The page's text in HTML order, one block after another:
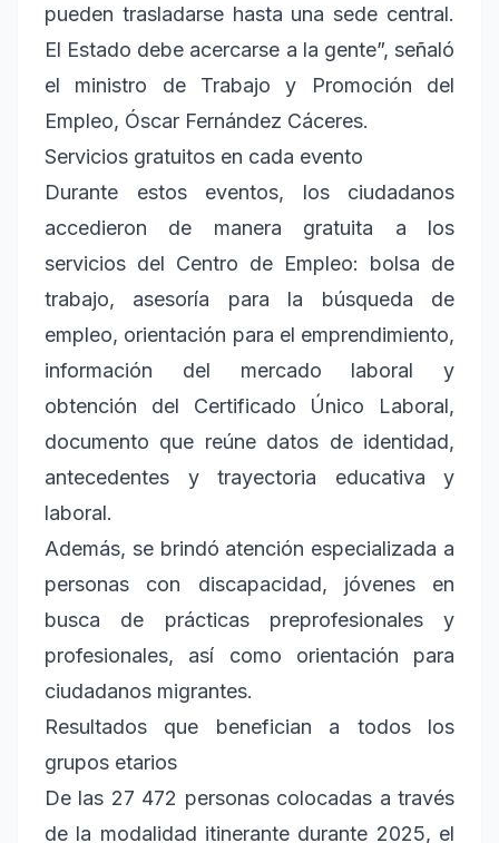
pueden trasladarse hasta una sede central.
El Estado debe acercarse a la gente”, señaló
el ministro de Trabajo y Promoción del
Empleo, Óscar Fernández Cáceres.
Servicios gratuitos en cada evento
Durante estos eventos, los ciudadanos
accedieron de manera gratuita a los
servicios del Centro de Empleo: bolsa de
trabajo, asesoría para la búsqueda de
empleo, orientación para el emprendimiento,
información del mercado laboral y
obtención del Certificado Único Laboral,
documento que reúne datos de identidad,
antecedentes y trayectoria educativa y
laboral.
Además, se brindó atención especializada a
personas con discapacidad, jóvenes en
busca de prácticas preprofesionales y
profesionales, así como orientación para
ciudadanos migrantes.
Resultados que benefician a todos los
grupos etarios
De las 27 472 personas colocadas a través
de la modalidad itinerante durante 2025, el